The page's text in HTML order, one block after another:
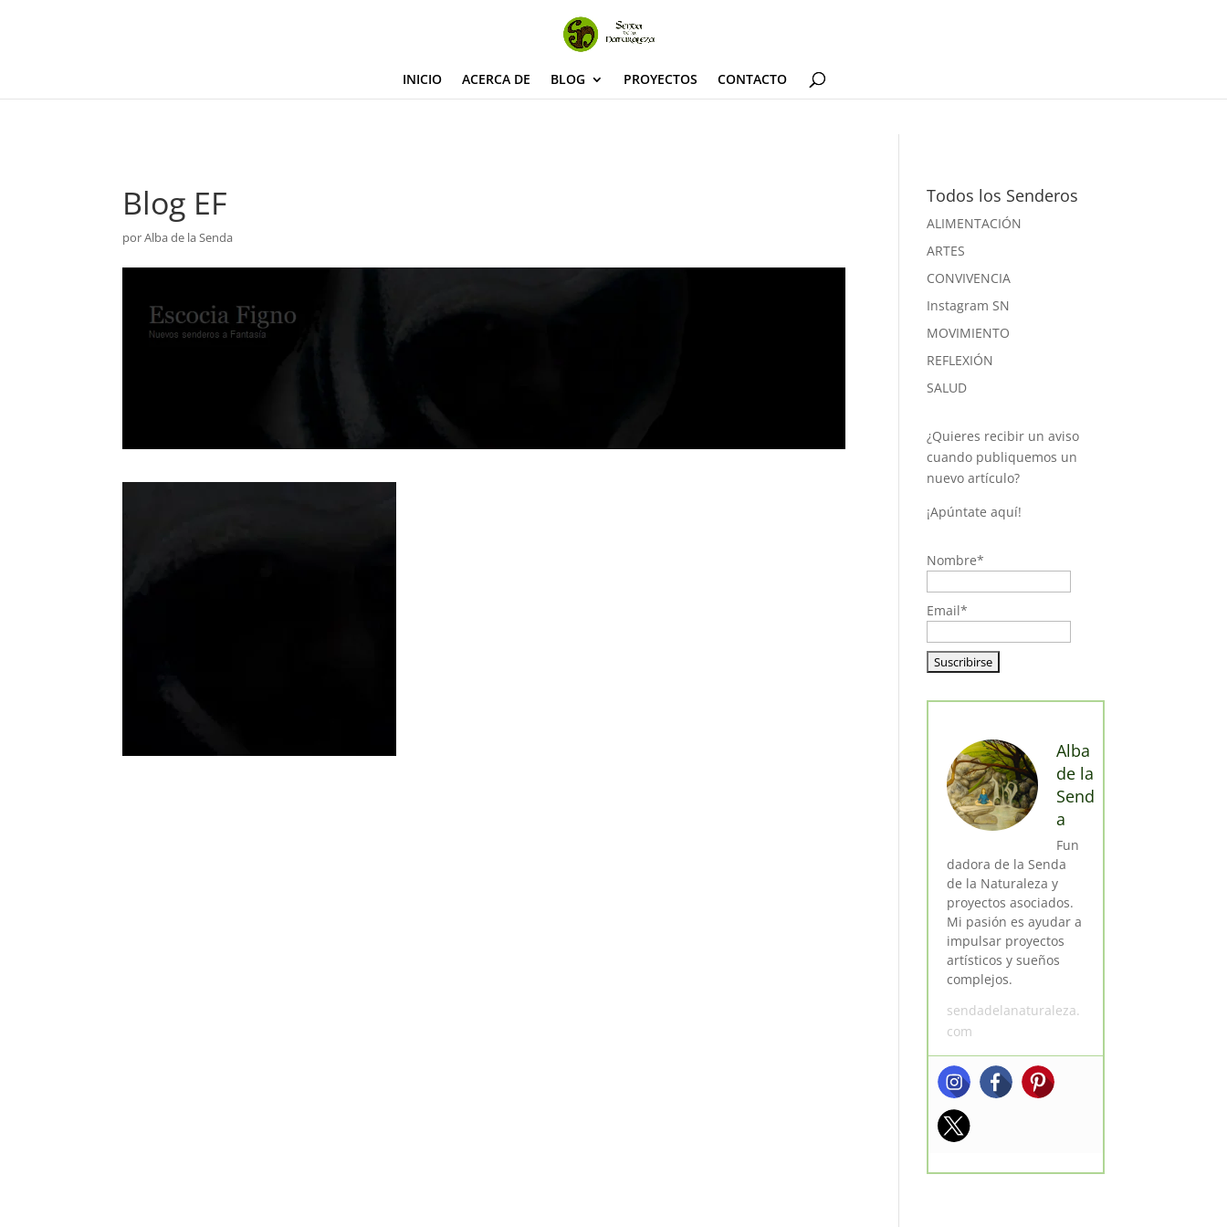
INICIO ACERCA DE BLOG PROYECTOS CONTACTO
Blog EF
porAlba de la Senda
Todos los Senderos
ALIMENTACIÓN
ARTES
CONVIVENCIA
Instagram SN
MOVIMIENTO
REFLEXIÓN
SALUD
¿Quieres recibir un aviso
cuando publiquemos un
nuevo artículo?
¡Apúntate aquí!
Nombre*
Email*
Alba
de la
Send
a
Fun
dadora de la Senda
de la Naturaleza y
proyectos asociados.
Mi pasión es ayudar a
impulsar proyectos
artísticos y sueños
complejos.
sendadelanaturaleza.
com